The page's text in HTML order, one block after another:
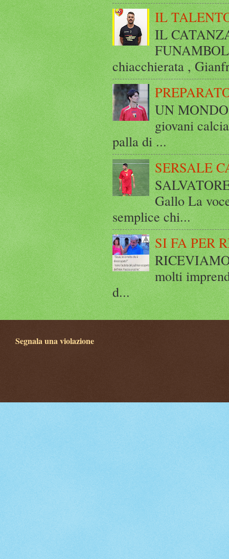
IL
IL
chiacchierata ,
UN
giovani
palla di ...
SERSALE
Gallo La
semplice chi...
SI FA PER
molti
d...
Segnala una violazione